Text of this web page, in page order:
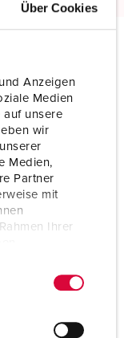
Über Cookies
Anzeigen
Medien
unsere
wir
Medien,
Partner
mit
Ihrer